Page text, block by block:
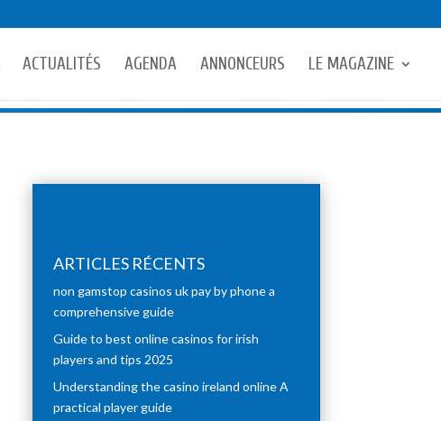
ACTUALITÉS AGENDA ANNONCEURS LE MAGAZINE
ARTICLES RÉCENTS
non gamstop casinos uk pay by phone a
comprehensive guide
Guide to best online casinos for irish
players and tips 2025
Understanding the casino ireland online A
practical player guide